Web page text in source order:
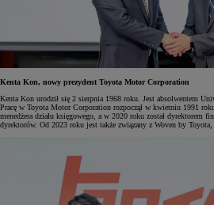
Kenta Kon, nowy prezydent Toyota Motor Corporation
Kenta Kon urodził się 2 sierpnia 1968 roku. Jest absolwentem
Pracę w Toyota Motor Corporation rozpoczął w kwietniu 1991
menedżera działu księgowego, a w 2020 roku został dyrektorem
dyrektorów. Od 2023 roku jest także związany z Woven by Toyota,